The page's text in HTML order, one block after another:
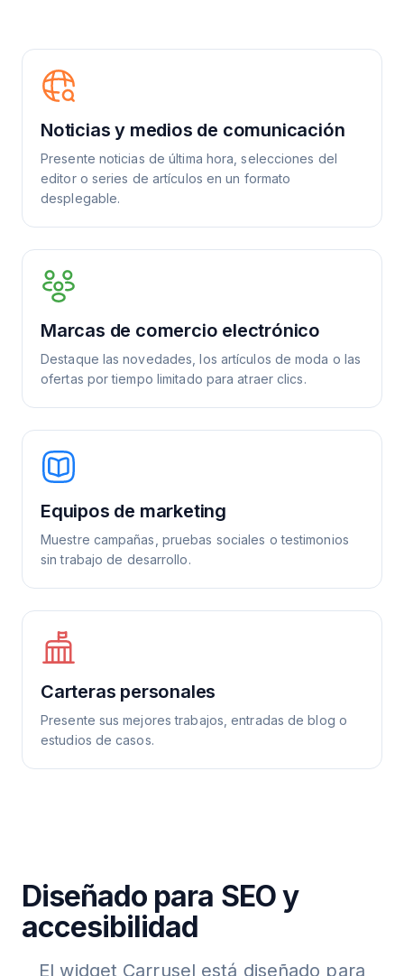
Noticias y medios de comunicación
Presente noticias de última hora, selecciones del
editor o series de artículos en un formato
desplegable.
Marcas de comercio electrónico
Destaque las novedades, los artículos de moda o las
ofertas por tiempo limitado para atraer clics.
Equipos de marketing
Muestre campañas, pruebas sociales o testimonios
sin trabajo de desarrollo.
Carteras personales
Presente sus mejores trabajos, entradas de blog o
estudios de casos.
Diseñado para SEO y
accesibilidad
El widget Carrusel está diseñado para